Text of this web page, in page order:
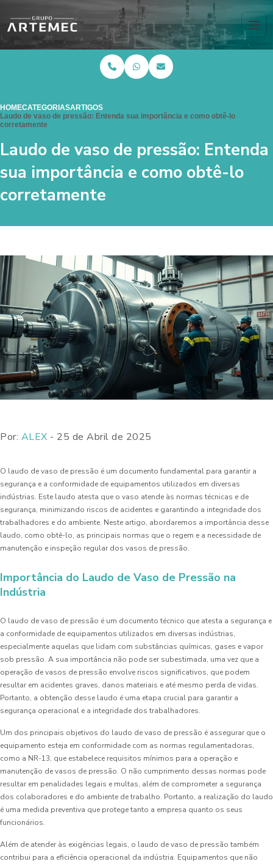
HOMECATEGORIASARTIGOS
Laudo de vaso de pressão: Entenda sua importância e como obtê-lo
corretamente
Laudo de vaso de pressão: Entenda
sua importância e como obtê-lo
corretamente
Por: ALEX - 25 de Abril de 2025
O laudo de vaso de pressão é um documento fundamental para garantir a
segurança e a conformidade de equipamentos utilizados em diversas
indústrias. Este laudo atesta que o vaso atende às normas técnicas e de
segurança, minimizando riscos de acidentes e garantindo a integridade dos
trabalhadores e do ambiente. Neste artigo, abordaremos a importância desse
laudo, como obtê-lo, as principais normas que o regem e a necessidade de
manutenção e inspeção regular dos vasos de pressão.
Importância do Laudo de Vaso de Pressão na
Indústria
O laudo de vaso de pressão é um documento técnico que atesta a segurança e
a conformidade de equipamentos utilizados em diversas indústrias,
especialmente aquelas que lidam com substâncias químicas, gases e vapor
sob pressão. A sua importância não pode ser subestimada, uma vez que a
operação de vasos de pressão envolve riscos significativos, que podem
resultar em acidentes graves, danos materiais e até mesmo perda de vidas.
Portanto, a obtenção desse laudo é uma etapa crucial para garantir a
segurança operacional e a integridade dos trabalhadores.
Um dos principais objetivos do laudo de vaso de pressão é assegurar que o
equipamento esteja em conformidade com as normas regulamentadoras,
como a NR-13, que estabelece requisitos mínimos para a operação e
manutenção de vasos de pressão. O não cumprimento dessas normas pode
resultar em penalidades legais e multas, além de comprometer a segurança
dos colaboradores e do ambiente de trabalho. Portanto, a realização do laudo
é uma medida preventiva que protege tanto a empresa quanto os seus
funcionários.
Além de atender às exigências legais, o laudo de vaso de pressão também
contribui para a eficiência operacional da indústria. Equipamentos que não